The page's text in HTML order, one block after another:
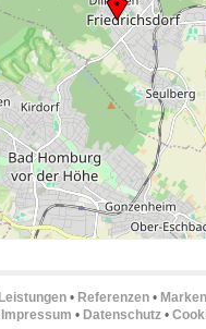
Leistungen • Referenzen • Marken
Impressum • Datenschutz •